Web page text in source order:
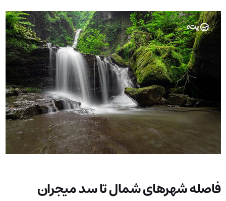
فاصله شهرهای شمال تا سد میجران